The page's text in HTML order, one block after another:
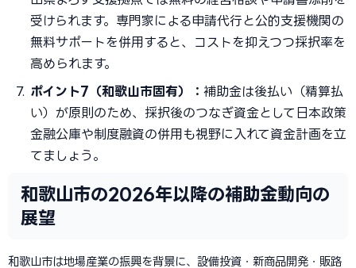
受けられます。専門家による申請代行と公的支援機関の
無料サポートを併用すると、コストを抑えつつ採択率を
高められます。
ポイント7（和歌山市固有）： 補助金は後払い（精算払
い）が原則のため、採択後のつなぎ資金として日本政策
金融公庫や制度融資の併用も視野に入れて資金計画を立
てましょう。
和歌山市の2026年以降の補助金動向の
展望
和歌山市は地場産業の振興を背景に、設備投資・新商品開発・販路